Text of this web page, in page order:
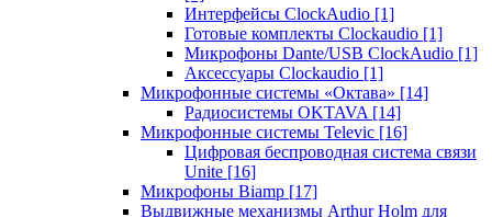
Интерфейсы ClockAudio [1]
Готовые комплекты Clockaudio [1]
Микрофоны Dante/USB ClockAudio [1]
Аксессуары Clockaudio [1]
Микрофонные системы «Октава» [14]
Радиосистемы OKTAVA [14]
Микрофонные системы Televic [16]
Цифровая беспроводная система связи
Unite [16]
Микрофоны Biamp [17]
Выдвижные механизмы Arthur Holm для